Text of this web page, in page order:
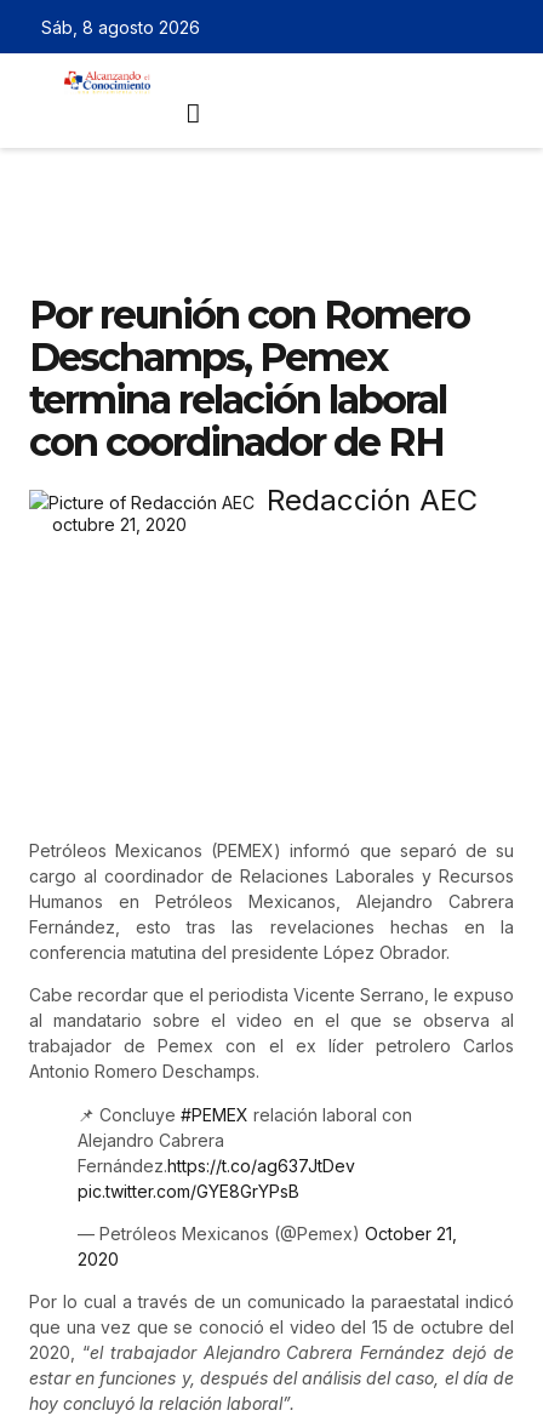
Sáb, 8 agosto 2026
Por reunión con Romero
Deschamps, Pemex
termina relación laboral
con coordinador de RH
Redacción AEC
octubre 21, 2020
Petróleos Mexicanos (PEMEX) informó que separó de su
cargo al coordinador de Relaciones Laborales y Recursos
Humanos en Petróleos Mexican​os, Alejandro Cabrera
Fernández, esto tras las revelaciones hechas en la
conferencia matutina del presidente López Obrador.
Cabe recordar que el periodista Vicente Serrano, le expuso
al mandatario sobre el video en el que se observa al
trabajador de Pemex con el ex líder petrolero Carlos
Antonio Romero Deschamps.
📌 Concluye #PEMEX relación laboral con
Alejandro Cabrera
Fernández.https://t.co/ag637JtDev
pic.twitter.com/GYE8GrYPsB
— Petróleos Mexicanos (@Pemex) October 21,
2020
Por lo cual a través de un comunicado la paraestatal indicó
que una vez que se conoció el video del 15 de octubre del
2020, “el trabajador Alejandro Cabrera Fernández dejó de
estar en funciones y, después del análisis del caso, el día de
hoy concluyó la relación laboral”.